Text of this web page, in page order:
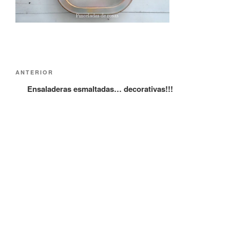
Navegación
entradas
Entrada
anterior:
ANTERIOR
Ensaladeras esmaltadas… decorativas!!!